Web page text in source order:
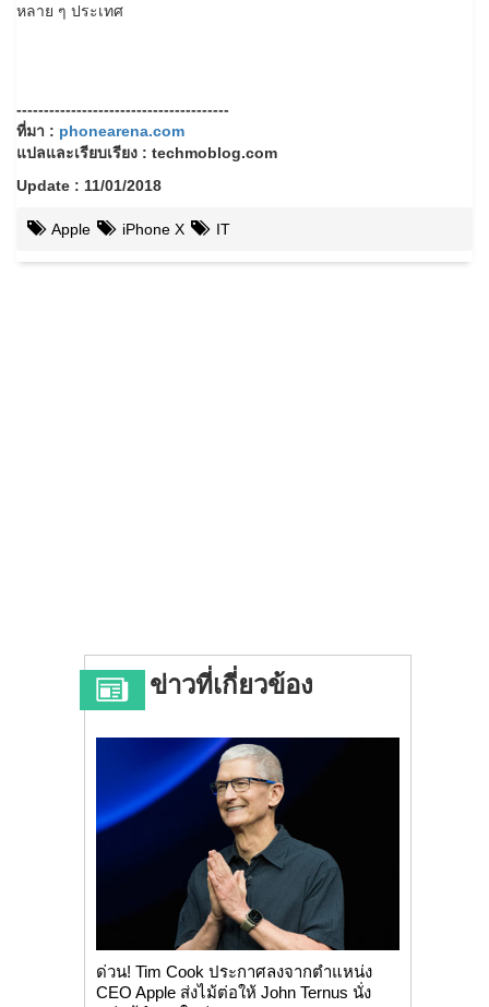
หลาย ๆ ประเทศ
---------------------------------------
ที่มา : phonearena.com
แปลและเรียบเรียง : techmoblog.com
Update : 11/01/2018
Apple iPhone X IT
ข่าวที่เกี่ยวข้อง
ด่วน! Tim Cook ประกาศลงจากตำแหน่ง
CEO Apple ส่งไม้ต่อให้ John Ternus นั่ง